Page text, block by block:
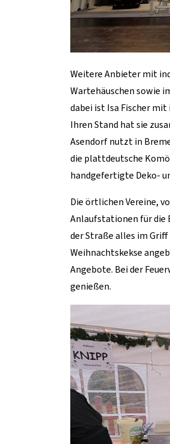
Weitere Anbieter mit
Wartehäuschen sowie
dabei ist Isa Fischer
Ihren Stand hat sie
Asendorf nutzt in
die plattdeutsche
handgefertigte Deko-
Die örtlichen Vereine,
Anlaufstationen für die
der Straße alles im Griff
Weihnachtskekse
Angebote. Bei der
genießen.